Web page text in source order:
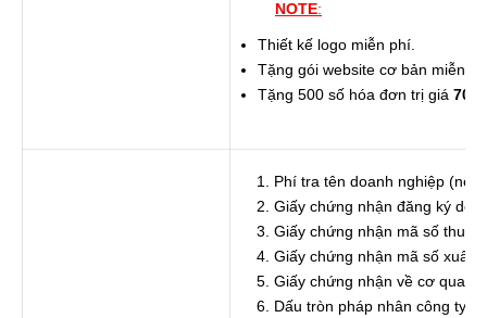
NOTE:
Thiết kế logo miễn phí.
Tặng gói website cơ bản miễn
Tặng 500 số hóa đơn trị giá
Phí tra tên doanh nghiệp (nếu
Giấy chứng nhận đăng ký
Giấy chứng nhận mã số thuế
Giấy chứng nhận mã số xuất
Giấy chứng nhận về cơ quan
Dấu tròn pháp nhân công ty